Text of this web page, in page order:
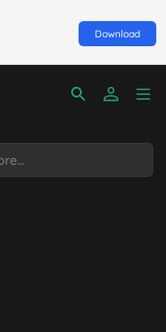
Download